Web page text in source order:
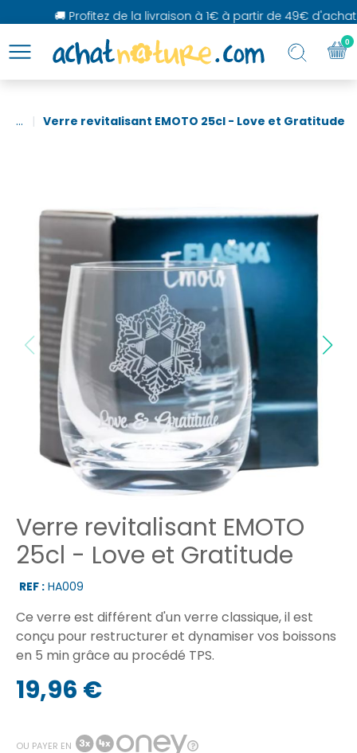
🚚 Profitez de la livraison à 1€ à partir de 49€ d'achat
... Verre revitalisant EMOTO 25cl - Love et Gratitude
Verre revitalisant EMOTO
25cl - Love et Gratitude
REF : HA009
Ce verre est différent d'un verre classique, il est
conçu pour restructurer et dynamiser vos boissons
en 5 min grâce au procédé TPS.
19,96 €
OU PAYER EN
0